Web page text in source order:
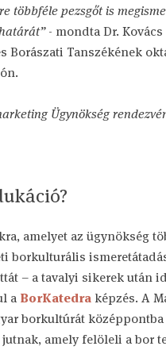
többféle pezsgőt is
- mondta Dr. Kovács
Borászati Tanszékének
Ügynökség
amelyet az ügynökség
borkulturális
– a tavalyi sikerek után
a BorKatedra képzés. A
borkultúrát
amely felöleli a bor